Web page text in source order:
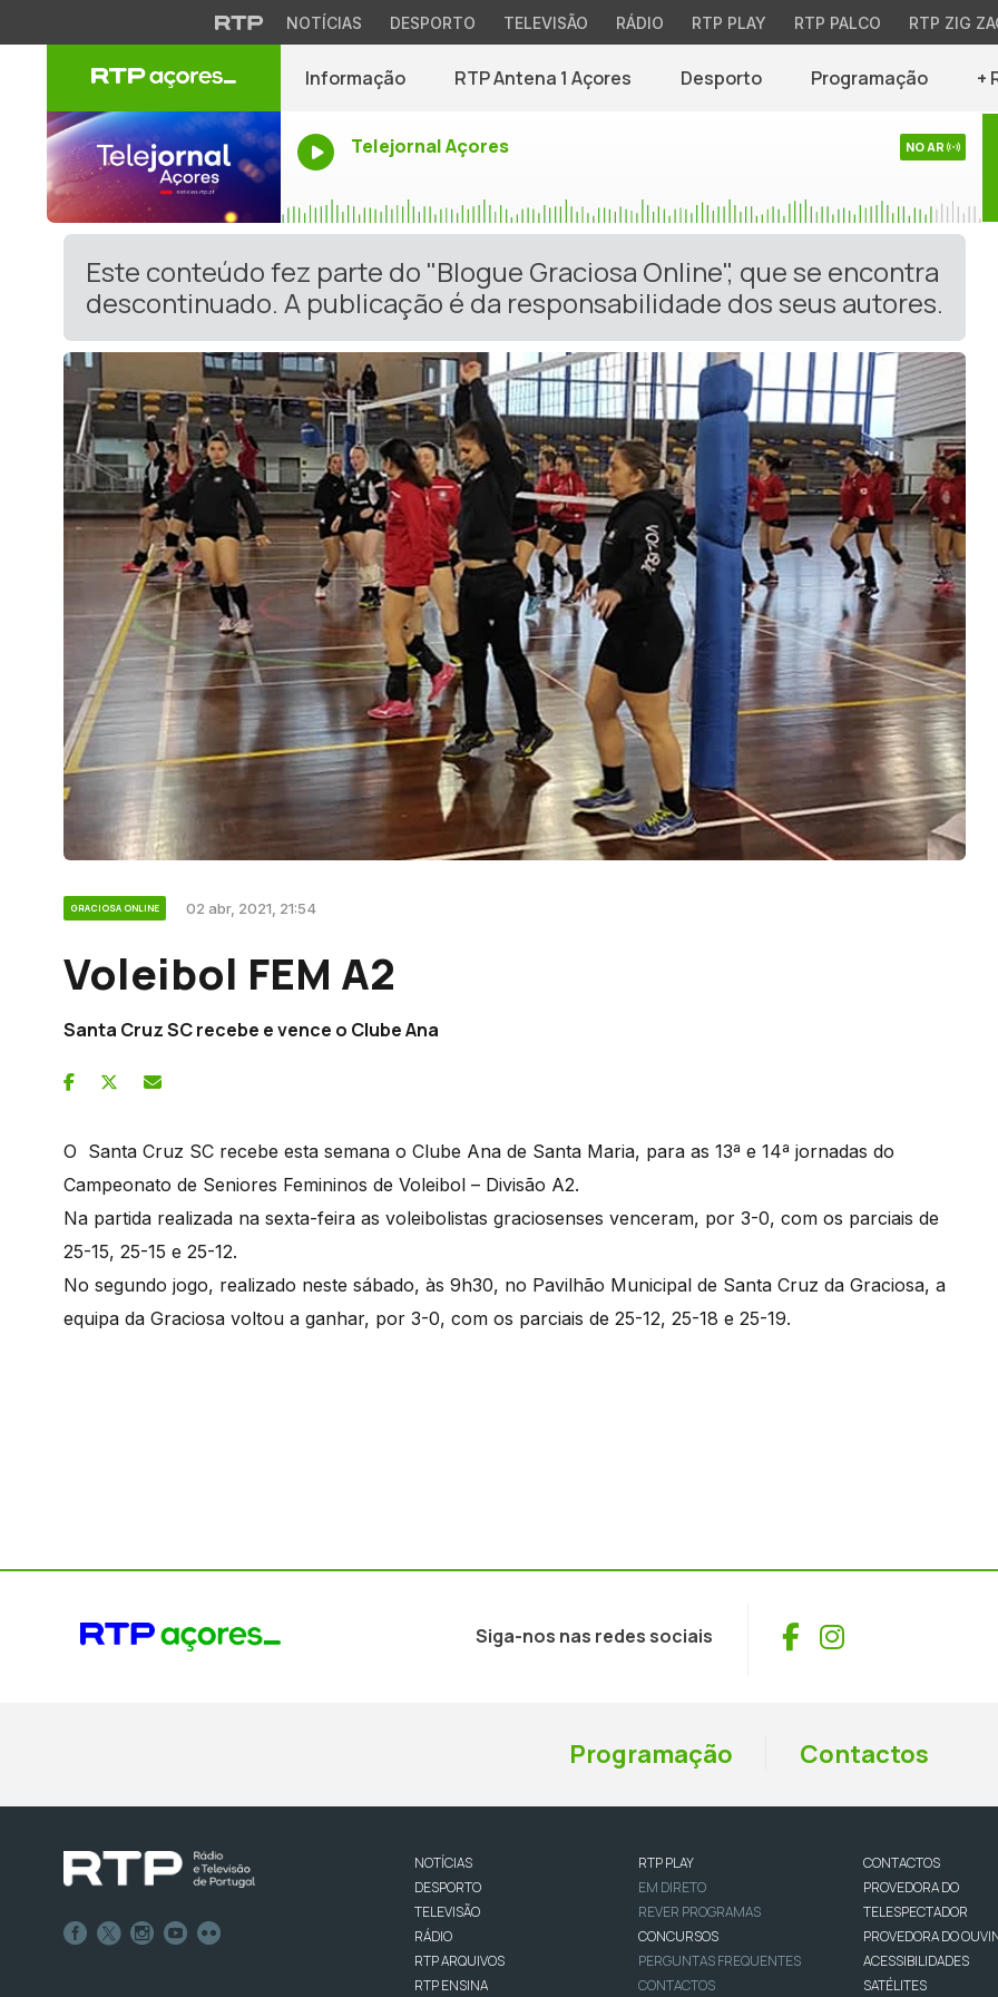
NOTÍCIAS DESPORTO TELEVISÃO RÁDIO RTP PLAY RTP PALCO RTP ZIG
Informação RTP Antena 1 Açores Desporto Programação +
Telejornal Açores NO AR
Este conteúdo fez parte do "Blogue Graciosa Online", que se encontra
descontinuado. A publicação é da responsabilidade dos seus autores.
GRACIOSA ONLINE 02 abr, 2021, 21:54
Voleibol FEM A2
Santa Cruz SC recebe e vence o Clube Ana
O Santa Cruz SC recebe esta semana o Clube Ana de Santa Maria, para as 13ª e 14ª jornadas do
Campeonato de Seniores Femininos de Voleibol – Divisão A2.
Na partida realizada na sexta-feira as voleibolistas graciosenses venceram, por 3-0, com os parciais de
25-15, 25-15 e 25-12.
No segundo jogo, realizado neste sábado, às 9h30, no Pavilhão Municipal de Santa Cruz da Graciosa, a
equipa da Graciosa voltou a ganhar, por 3-0, com os parciais de 25-12, 25-18 e 25-19.
Siga-nos nas redes sociais Facebook
Instagram
Programação Contactos
NOTÍCIAS
DESPORTO
TELEVISÃO
RÁDIO
RTP ARQUIVOS
RTP ENSINA
RTP PLAY
EM DIRETO
REVER PROGRAMAS
CONCURSOS
PERGUNTAS FREQUENTES
CONTACTOS
CONTACTOS
PROVEDORA DO
TELESPECTADOR
PROVEDORA DO
ACESSIBILIDADES
SATÉLITES